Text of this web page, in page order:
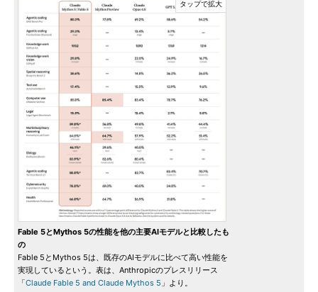
Fable 5とMythos 5の性能を他の主要AIモデルと比較したも
の
Fable 5とMythos 5は、既存のAIモデルに比べて高い性能を
実現しているという。表は、Anthropicのプレスリリース
「Claude Fable 5 and Claude Mythos 5 」より。